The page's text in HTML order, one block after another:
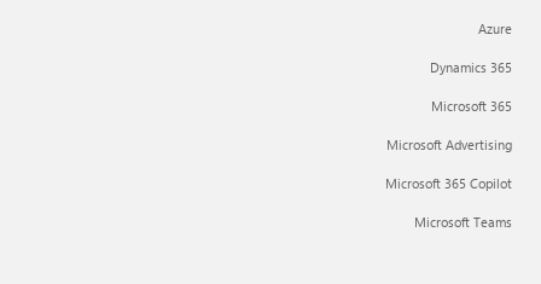
Azure
Dynamics 365
Microsoft 365
Microsoft Advertising
Microsoft 365 Copilot
Microsoft Teams